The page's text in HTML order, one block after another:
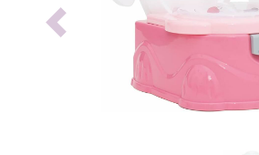
Previous